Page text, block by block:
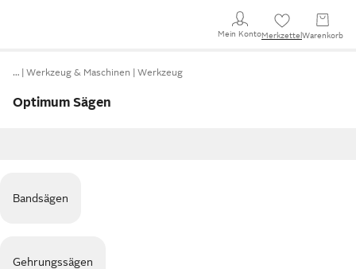
Mein KontoMerkzettel Warenkorb
… Werkzeug & Maschinen Werkzeug
Optimum Sägen
Bandsägen
Gehrungssägen